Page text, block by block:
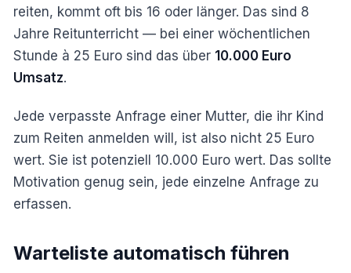
reiten, kommt oft bis 16 oder länger. Das sind 8
Jahre Reitunterricht — bei einer wöchentlichen
Stunde à 25 Euro sind das über 10.000 Euro
Umsatz.
Jede verpasste Anfrage einer Mutter, die ihr Kind
zum Reiten anmelden will, ist also nicht 25 Euro
wert. Sie ist potenziell 10.000 Euro wert. Das sollte
Motivation genug sein, jede einzelne Anfrage zu
erfassen.
Warteliste automatisch führen